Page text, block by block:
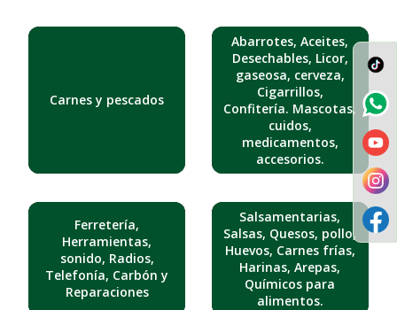
Carnes y pescados
Abarrotes, Aceites,
Desechables, Licor,
gaseosa, cerveza,
Cigarrillos,
Confitería. Mascotas,
cuidos,
medicamentos,
accesorios.
Ferretería,
Herramientas,
sonido, Radios,
Telefonía, Carbón y
Reparaciones
Salsamentarias,
Salsas, Quesos, pollo,
Huevos, Carnes frías,
Harinas, Arepas,
Químicos para
alimentos.